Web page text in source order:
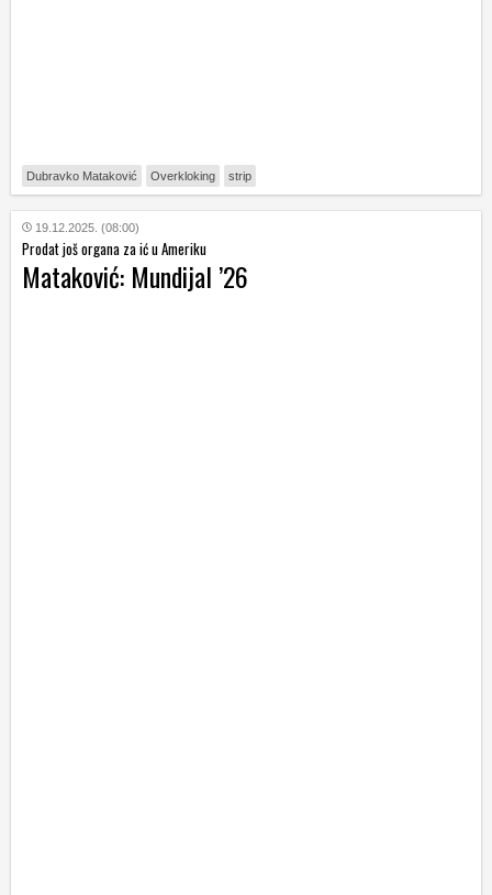
Dubravko Mataković Overkloking strip
19.12.2025. (08:00)
Prodat još organa za ić u Ameriku
Mataković: Mundijal ’26